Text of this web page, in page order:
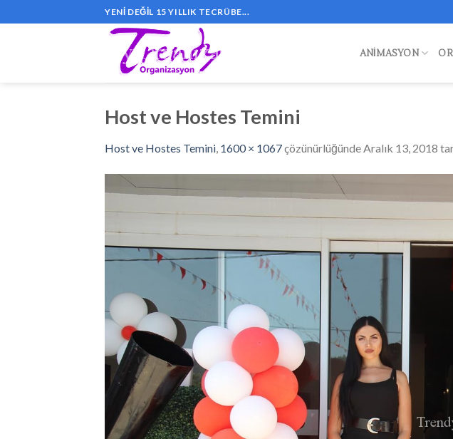
to
YENI DEĞIL 15 YILLIK TECRÜBE...
ANIMASYON
Host ve Hostes Temini
Host ve Hostes Temini 1600 × 1067çözünürlüğünde Aralık 13, 2018